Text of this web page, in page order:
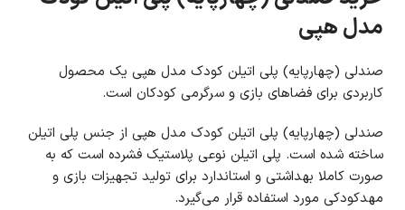
مدل هپی
صندلی (چهارپایه) پلی اتیلن کودک مدل هپی یک محصول
کاربردی برای فضاهای بازی و سرگرمی کودکان است.
صندلی (چهارپایه) پلی اتیلن کودک مدل هپی از جنس پلی اتیلن
ساخته شده است. پلی اتیلن نوعی پلاستیک فشرده است که به
صورت کاملا بهداشتی و استاندارد برای تولید تجهیزات بازی و
مهدکودکی مورد استفاده قرار می‌گیرد.